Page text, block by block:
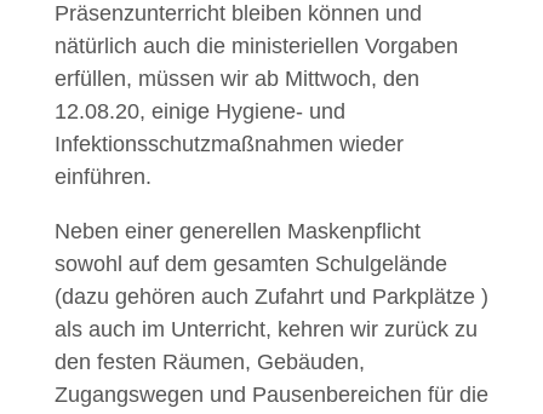
Präsenzunterricht bleiben können und
nätürlich auch die ministeriellen Vorgaben
erfüllen, müssen wir ab Mittwoch, den
12.08.20, einige Hygiene- und
Infektionsschutzmaßnahmen wieder
einführen.
Neben einer generellen Maskenpflicht
sowohl auf dem gesamten Schulgelände
(dazu gehören auch Zufahrt und Parkplätze )
als auch im Unterricht, kehren wir zurück zu
den festen Räumen, Gebäuden,
Zugangswegen und Pausenbereichen für die